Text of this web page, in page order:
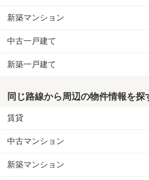
新築マンション
中古一戸建て
新築一戸建て
同じ路線から周辺の物件情報を探
賃貸
中古マンション
新築マンション